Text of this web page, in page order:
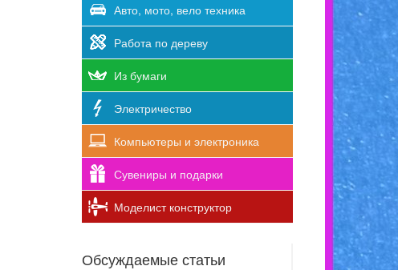
Авто, мото, вело техника
Работа по дереву
Из бумаги
Электричество
Компьютеры и электроника
Сувениры и подарки
Моделист конструктор
Обсуждаемые статьи